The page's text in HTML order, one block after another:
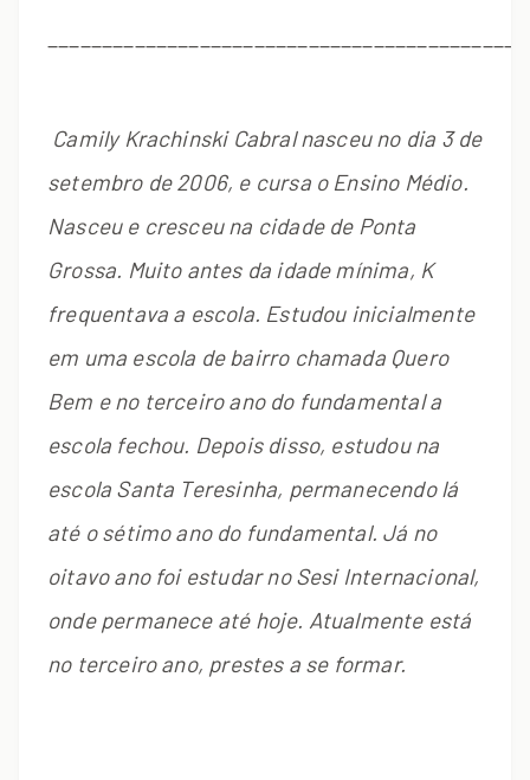
Camily Krachinski Cabral nasceu no dia 3 de
setembro de 2006, e cursa o Ensino Médio.
Nasceu e cresceu na cidade de Ponta
Grossa. Muito antes da idade mínima, K
frequentava a escola. Estudou inicialmente
em uma escola de bairro chamada Quero
Bem e no terceiro ano do fundamental a
escola fechou. Depois disso, estudou na
escola Santa Teresinha, permanecendo lá
até o sétimo ano do fundamental. Já no
oitavo ano foi estudar no Sesi Internacional,
onde permanece até hoje. Atualmente está
no terceiro ano, prestes a se formar.